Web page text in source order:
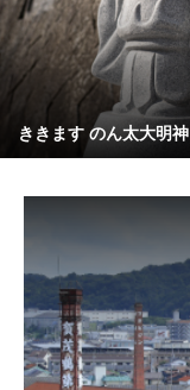
ききます のん太大明神